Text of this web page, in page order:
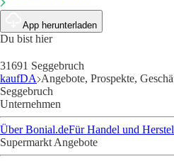
App herunterladen
Du bist hier
31691 Seggebruch
kaufDA Angebote, Prospekte,
Seggebruch
Unternehmen
Über Bonial.deFür Handel und
Supermarkt Angebote